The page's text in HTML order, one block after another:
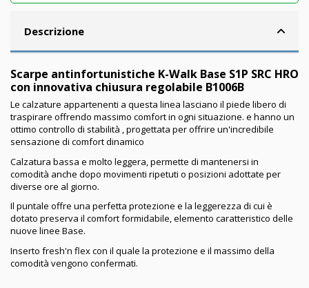
Descrizione
Scarpe antinfortunistiche K-Walk Base S1P SRC HRO
con innovativa chiusura regolabile B1006B
Le calzature appartenenti a questa linea lasciano il piede libero di
traspirare offrendo massimo comfort in ogni situazione. e hanno un
ottimo controllo di stabilità , progettata per offrire un'incredibile
sensazione di comfort dinamico
Calzatura bassa e molto leggera, permette di mantenersi in
comodità anche dopo movimenti ripetuti o posizioni adottate per
diverse ore al giorno.
Il puntale offre una perfetta protezione e la leggerezza di cui è
dotato preserva il comfort formidabile, elemento caratteristico delle
nuove linee Base.
Inserto fresh'n flex con il quale la protezione e il massimo della
comodità vengono confermati.